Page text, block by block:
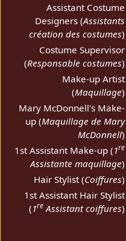
Assistant Costume
Designers (Assistants
création des costumes)
Costume Supervisor
(Responsable costumes)
Make-up Artist
(Maquillage)
Mary McDonnell's Make-
up (Maquillage de Mary
McDonnell)
1st Assistant Make-up (1re
Assistante maquillage)
Hair Stylist (Coiffures)
1st Assistant Hair Stylist
(1re Assistant coiffures)